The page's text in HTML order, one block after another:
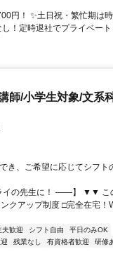
円！ ✨土日祝・繁忙期は
！定時退社でプライベー
師/小学生対象/文系
き、ご希望に応じてシフト
イの先生に！ ――】 ▼▼ こ
クアップ制度 □完全在宅！
夫歓迎 シフト自由
平日のみOK
残業なし 有資格者歓迎
研修